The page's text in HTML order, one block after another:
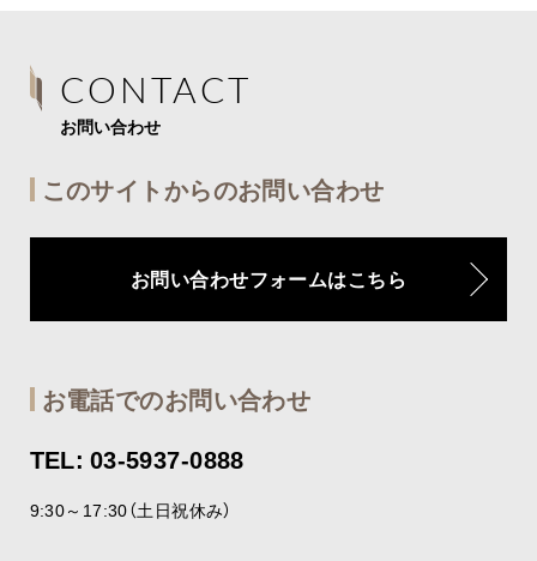
CONTACT
お問い合わせ
このサイトからのお問い合わせ
お問い合わせフォームはこちら
お電話でのお問い合わせ
TEL: 03-5937-0888
9:30～17:30（土日祝休み）